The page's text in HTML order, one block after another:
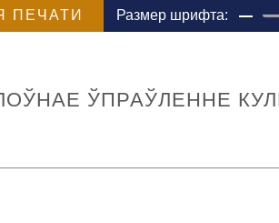
ПЕЧАТИ Размер шрифта:
ЎПРАЎЛЕННЕ